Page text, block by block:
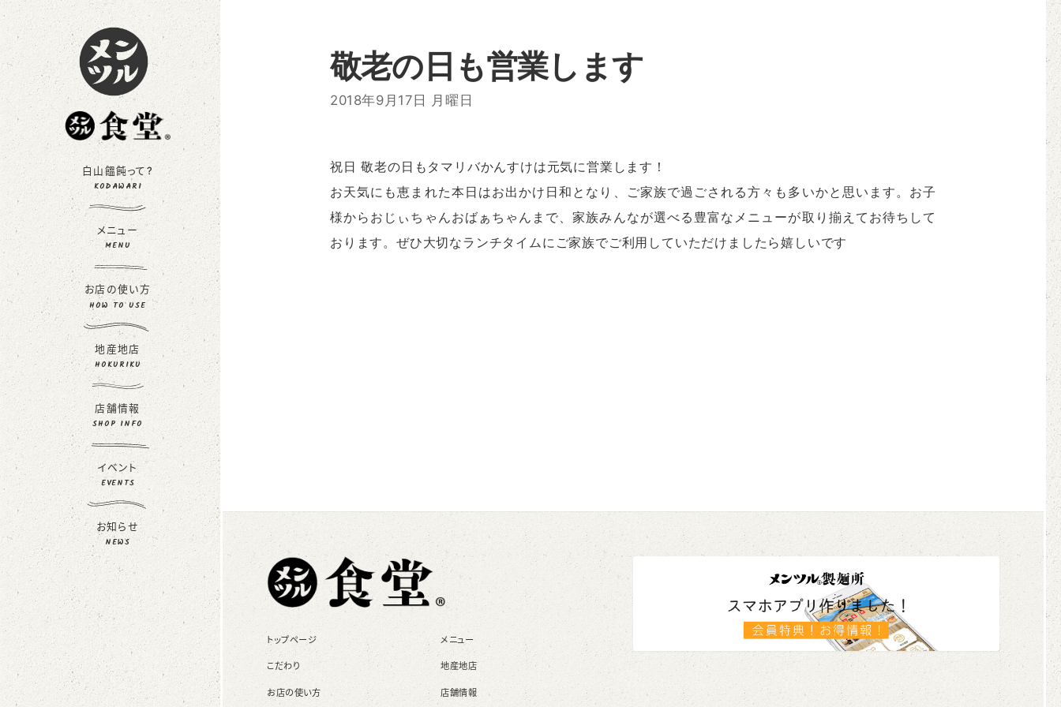
白山饂飩って?
KODAWARI
メニュー
MENU
お店の使い方
HOW TO USE
地産地店
HOKURIKU
店舗情報
SHOP INFO
イベント
EVENTS
お知らせ
NEWS
敬老の日も営業します
2018年9月17日 月曜日
祝日 敬老の日もタマリバかんすけは元気に営業します！
お天気にも恵まれた本日はお出かけ日和となり、ご家族で過ごされる方々も多いかと思います。お子
様からおじぃちゃんおばぁちゃんまで、家族みんなが選べる豊富なメニューが取り揃えてお待ちして
おります。ぜひ大切なランチタイムにご家族でご利用していただけましたら嬉しいです
トップページ メニュー
こだわり 地産地店
お店の使い方 店舗情報